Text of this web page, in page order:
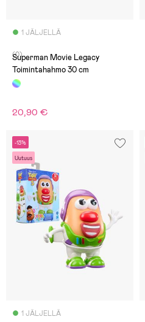
1 JÄLJELLÄ
(0)
Superman Movie Legacy
Toimintahahmo 30 cm
20,90 €
-13%
Uutuus
1 JÄLJELLÄ